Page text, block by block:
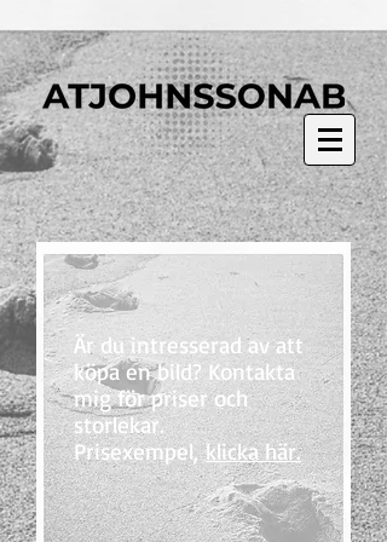
Är du intresserad av att
köpa en bild? Kontakta
mig för priser och
storlekar.
Prisexempel,klicka här.